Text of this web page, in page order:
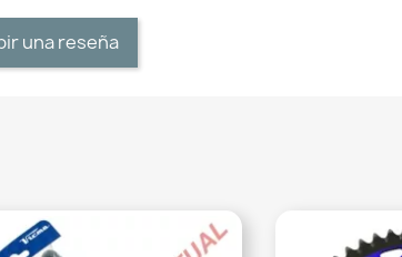
una reseña